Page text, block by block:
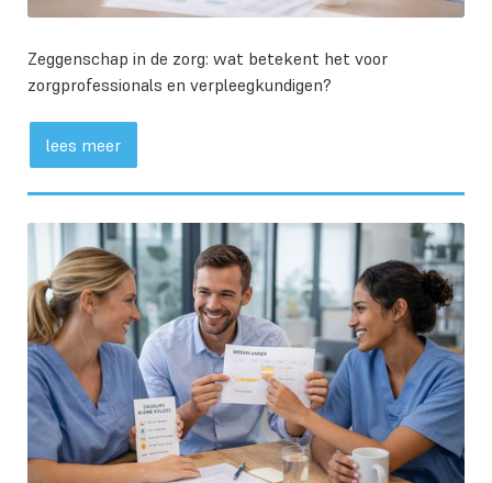
Zeggenschap in de zorg: wat betekent het voor
zorgprofessionals en verpleegkundigen?
lees meer